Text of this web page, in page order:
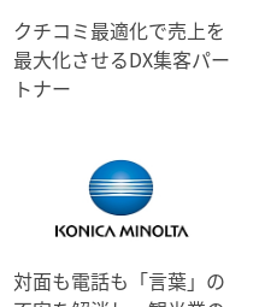
クチコミ最適化で売上を
最大化させるDX集客パー
トナー
対面も電話も「言葉」の